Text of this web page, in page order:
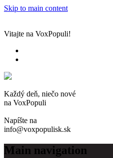
Skip to main content
Vitajte na VoxPopuli!
Každý deň, niečo nové
na VoxPopuli
Napíšte na
info@voxpopulisk.sk
Main navigation